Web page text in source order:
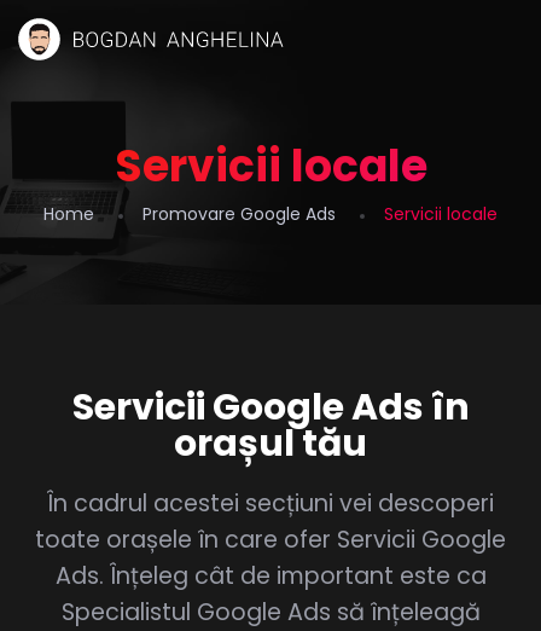
Servicii locale
Home Promovare Google Ads Servicii locale
Servicii Google Ads în
orașul tău
În cadrul acestei secțiuni vei descoperi
toate orașele în care ofer Servicii Google
Ads. Înțeleg cât de important este ca
Specialistul Google Ads să înțeleagă